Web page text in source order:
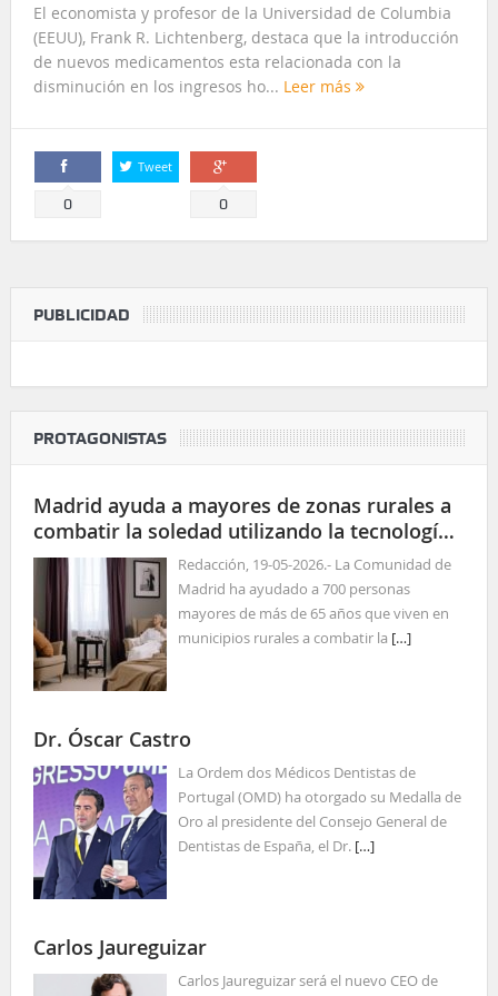
El economista y profesor de la Universidad de Columbia
(EEUU), Frank R. Lichtenberg, destaca que la introducción
de nuevos medicamentos esta relacionada con la
disminución en los ingresos ho... Leer más
Comparte
0
Tweet
Comparte
0
PUBLICIDAD
PROTAGONISTAS
Madrid ayuda a mayores de zonas rurales a
combatir la soledad utilizando la tecnología
para las relaciones socialesRedacción, 19-05-2026.- La Comunidad de
Madrid ha ayudado a 700 personas
mayores de más de 65 años que viven en
municipios rurales a combatir la […]
Dr. Óscar Castro
La Ordem dos Médicos Dentistas de
Portugal (OMD) ha otorgado su Medalla de
Oro al presidente del Consejo General de
Dentistas de España, el Dr. […]
Carlos Jaureguizar
Carlos Jaureguizar será el nuevo CEO de